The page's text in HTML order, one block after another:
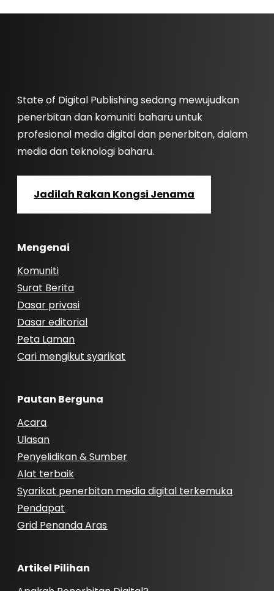
State of Digital Publishing sedang mewujudkan
penerbitan dan komuniti baharu untuk
profesional media digital dan penerbitan, dalam
media dan teknologi baharu.
Jadilah Rakan Kongsi Jenama
Mengenai
Komuniti
Surat Berita
Dasar privasi
Dasar editorial
Peta Laman
Cari mengikut syarikat
Pautan Berguna
Acara
Ulasan
Penyelidikan & Sumber
Alat terbaik
Syarikat penerbitan media digital terkemuka
Pendapat
Grid Penanda Aras
Artikel Pilihan